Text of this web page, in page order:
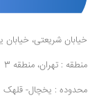
خیابان شریعتی، خیابان
منطقه : تهران، منطقه 3
محدوده : یخچال- قلهک